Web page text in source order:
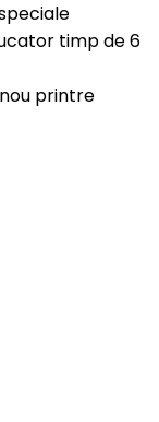
timp de 6
printre